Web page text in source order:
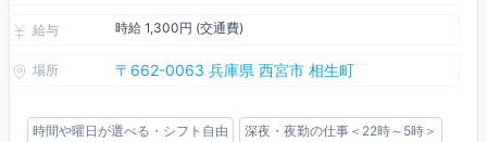
給与 時給 1,300円 (交通費)
場所 〒662-0063 兵庫県 西宮市 相生町
時間や曜日が選べる・シフト自由
深夜・夜勤の仕事＜22時～5時＞